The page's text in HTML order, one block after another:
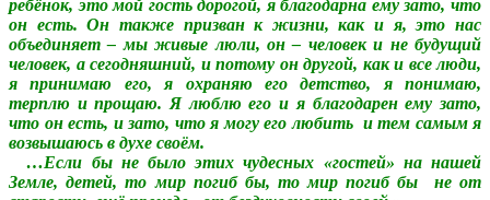
ребёнок, это мой гость дорогой, я благодарна ему зато, что
он есть. Он также призван к жизни, как и я, это нас
объединяет – мы живые люли, он – человек и не будущий
человек, а сегодняшний, и потому он другой, как и все люди,
я принимаю его, я охраняю его детство, я понимаю,
терплю и прощаю. Я люблю его и я благодарен ему зато,
что он есть, и зато, что я могу его любить и тем самым я
возвышаюсь в духе своём.
…Если бы не было этих чудесных «гостей» на нашей
Земле, детей, то мир погиб бы, то мир погиб бы не от